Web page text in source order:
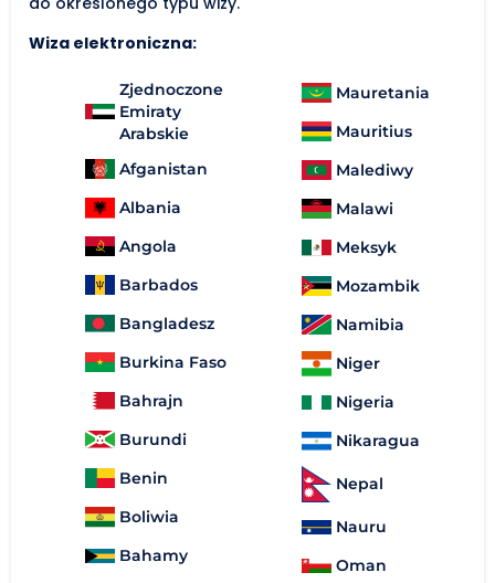
Wiza elektroniczna:
Zjednoczone
Emiraty
Arabskie
Afganistan
Albania
Angola
Barbados
Bangladesz
Burkina Faso
Bahrajn
Burundi
Benin
Boliwia
Bahamy
Mauretania
Mauritius
Malediwy
Malawi
Meksyk
Mozambik
Namibia
Niger
Nigeria
Nikaragua
Nepal
Nauru
Oman